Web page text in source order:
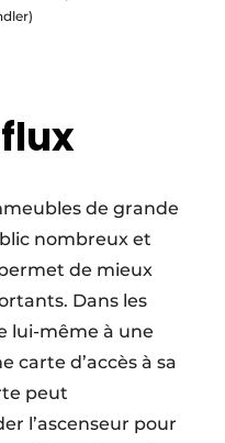
de grande
nombreux et
de mieux
Dans les
lui-même à une
carte d’accès à sa
peut
l’ascenseur pour